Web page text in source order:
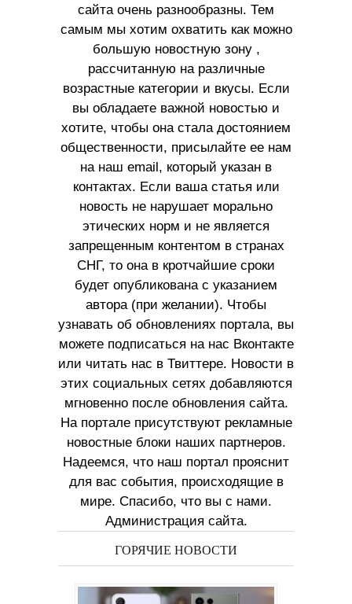
сайта очень разнообразны. Тем
самым мы хотим охватить как можно
большую новостную зону ,
рассчитанную на различные
возрастные категории и вкусы. Если
вы обладаете важной новостью и
хотите, чтобы она стала достоянием
общественности, присылайте ее нам
на наш email, который указан в
контактах. Если ваша статья или
новость не нарушает морально
этических норм и не является
запрещенным контентом в странах
СНГ, то она в кротчайшие сроки
будет опубликована с указанием
автора (при желании). Чтобы
узнавать об обновлениях портала, вы
можете подписаться на нас Вконтакте
или читать нас в Твиттере. Новости в
этих социальных сетях добавляются
мгновенно после обновления сайта.
На портале присутствуют рекламные
новостные блоки наших партнеров.
Надеемся, что наш портал прояснит
для вас события, происходящие в
мире. Спасибо, что вы с нами.
Администрация сайта.
ГОРЯЧИЕ НОВОСТИ